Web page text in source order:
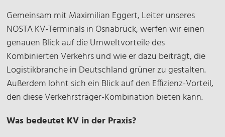
Gemeinsam mit Maximilian Eggert, Leiter unseres
NOSTA KV-Terminals in Osnabrück, werfen wir einen
genauen Blick auf die Umweltvorteile des
Kombinierten Verkehrs und wie er dazu beiträgt, die
Logistikbranche in Deutschland grüner zu gestalten.
Außerdem lohnt sich ein Blick auf den Effizienz-Vorteil,
den diese Verkehrsträger-Kombination bieten kann.
Was bedeutet KV in der Praxis?